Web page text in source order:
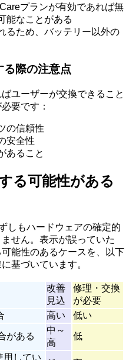
プランが有効であれば無
能なことがある
るため、バッテリー以外の
る際の注意点
ユーザーが交換できること
要です：
の信頼性
安全性
あること
る可能性がある
しもハードウェアの確定的
せん。表示が誤っていた
能性のあるケースを、以下
基づいています。
改善
見込
修理・交換
が必要
高い 低い
がある
中～
高
低
用してい